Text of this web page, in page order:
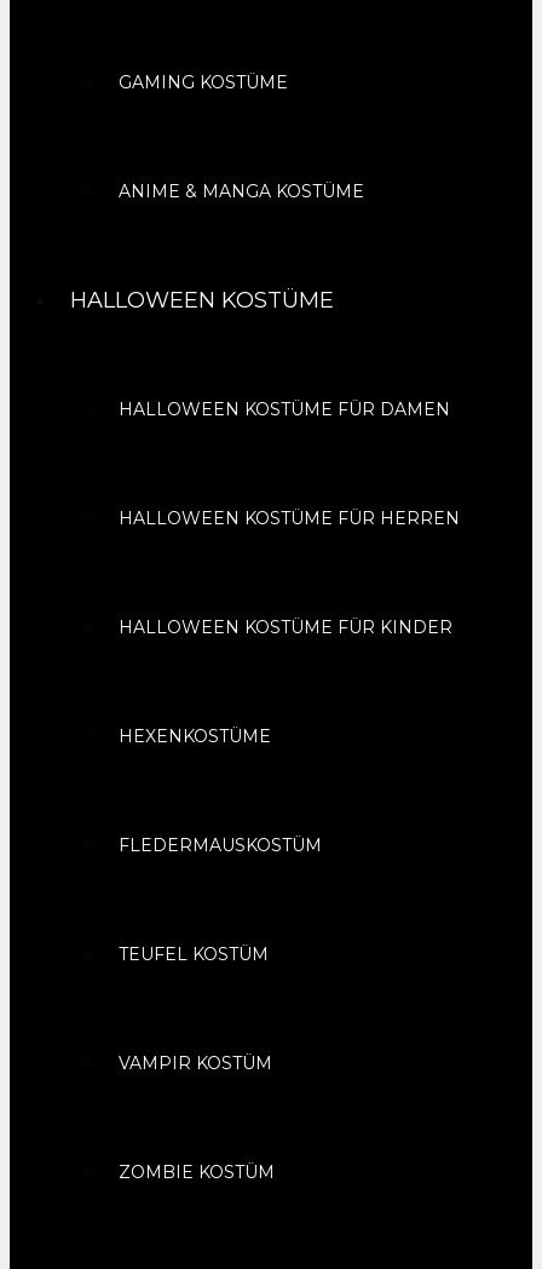
GAMING KOSTÜME
ANIME & MANGA KOSTÜME
HALLOWEEN KOSTÜME
HALLOWEEN KOSTÜME FÜR DAMEN
HALLOWEEN KOSTÜME FÜR HERREN
HALLOWEEN KOSTÜME FÜR KINDER
HEXENKOSTÜME
FLEDERMAUSKOSTÜM
TEUFEL KOSTÜM
VAMPIR KOSTÜM
ZOMBIE KOSTÜM